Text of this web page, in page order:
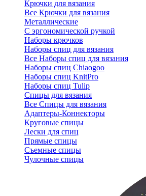
Крючки для вязания
Все Крючки для вязания
Металлические
С эргономической ручкой
Наборы крючков
Наборы спиц для вязания
Все Наборы спиц для вязания
Наборы спиц Chiaogoo
Наборы спиц KnitPro
Наборы спиц Tulip
Спицы для вязания
Все Спицы для вязания
Адаптеры-Коннекторы
Круговые спицы
Лески для спиц
Прямые спицы
Съемные спицы
Чулочные спицы